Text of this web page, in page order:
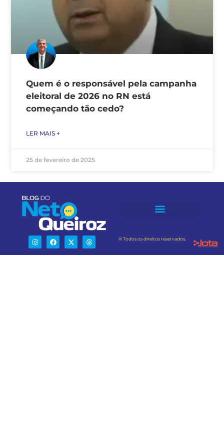
Quem é o responsável pela campanha
eleitoral de 2026 no RN está
começando tão cedo?
LER MAIS +
25 de fevereiro de 2025
® Todos os direitos reservados.